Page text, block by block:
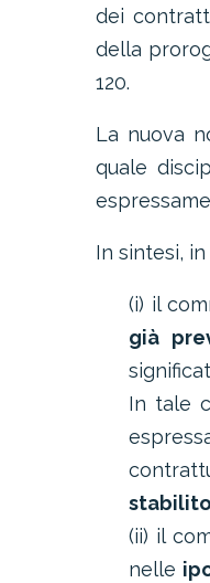
dei
della
120.
La nuova
quale
In sintesi,
(i) il
già
In tale
stabilito
(ii) il
nelle